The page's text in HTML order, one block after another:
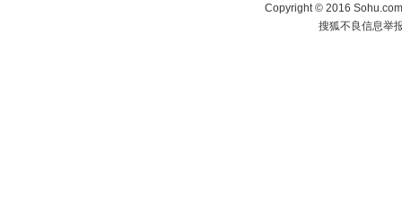
Copyright©2016
搜狐不良信息举